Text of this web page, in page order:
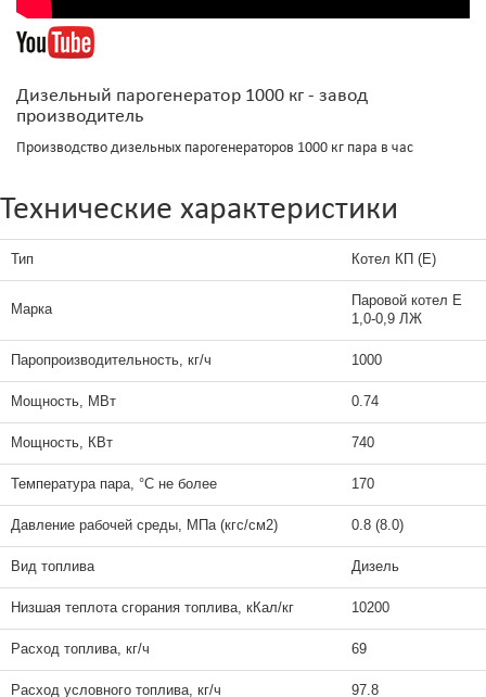
Дизельный парогенератор 1000 кг - завод
производитель
Производство дизельных парогенераторов 1000 кг пара в час
Технические характеристики
Тип Котел КП (Е)
Марка
Паровой котел Е
1,0-0,9 ЛЖ
Паропроизводительность, кг/ч 1000
Мощность, МВт 0.74
Мощность, КВт 740
Температура пара, °C не более 170
Давление рабочей среды, МПа (кгс/см2) 0.8 (8.0)
Вид топлива Дизель
Низшая теплота сгорания топлива, кКал/кг 10200
Расход топлива, кг/ч 69
Расход условного топлива, кг/ч 97.8